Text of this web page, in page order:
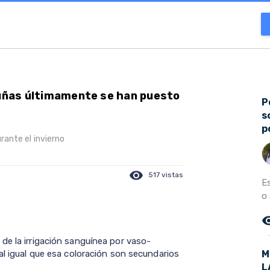
últimamente se han puesto
el invierno
visibility 517 vistas
la irrigación sanguínea por vaso-
igual que esa coloración son secundarios
o